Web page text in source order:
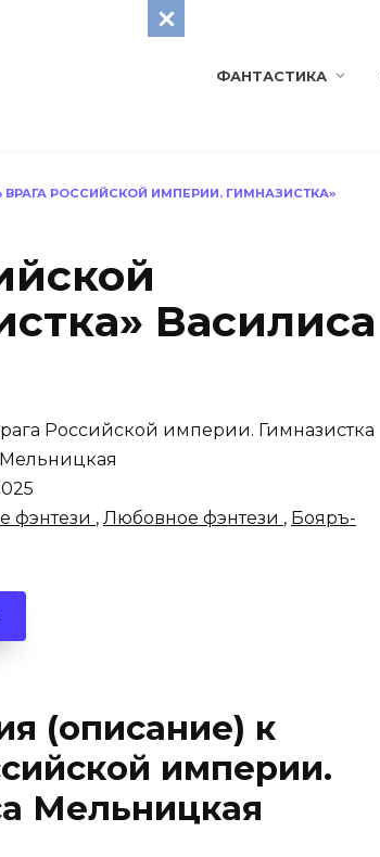
ФАНТАСТИКА
ВРАГА РОССИЙСКОЙ ИМПЕРИИ. ГИМНАЗИСТКА»
Василиса
Российской империи. Гимназистка
фэнтези , Любовное фэнтези , Бояръ-
(описание) к
империи.
Мельницкая